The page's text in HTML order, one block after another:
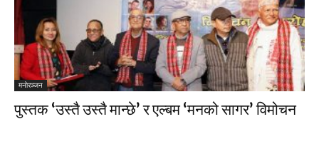
मनाेरञ्जन
पुस्तक ‘उस्तै उस्तै मान्छे’ र एल्बम ‘मनको सागर’ विमोचन